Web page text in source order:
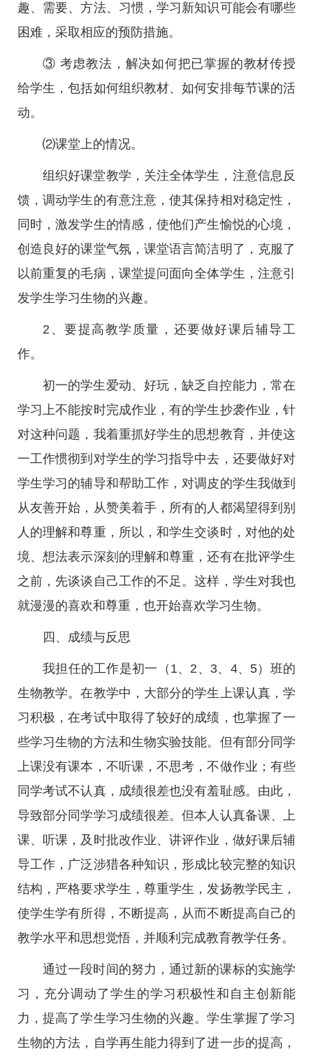
趣、需要、方法、习惯，学习新知识可能会有哪些
困难，采取相应的预防措施。
③ 考虑教法，解决如何把已掌握的教材传授
给学生，包括如何组织教材、如何安排每节课的活
动。
⑵课堂上的情况。
组织好课堂教学，关注全体学生，注意信息反
馈，调动学生的有意注意，使其保持相对稳定性，
同时，激发学生的情感，使他们产生愉悦的心境，
创造良好的课堂气氛，课堂语言简洁明了，克服了
以前重复的毛病，课堂提问面向全体学生，注意引
发学生学习生物的兴趣。
2、要提高教学质量，还要做好课后辅导工
作。
初一的学生爱动、好玩，缺乏自控能力，常在
学习上不能按时完成作业，有的学生抄袭作业，针
对这种问题，我着重抓好学生的思想教育，并使这
一工作惯彻到对学生的学习指导中去，还要做好对
学生学习的辅导和帮助工作，对调皮的学生我做到
从友善开始，从赞美着手，所有的人都渴望得到别
人的理解和尊重，所以，和学生交谈时，对他的处
境、想法表示深刻的理解和尊重，还有在批评学生
之前，先谈谈自己工作的不足。这样，学生对我也
就漫漫的喜欢和尊重，也开始喜欢学习生物。
四、成绩与反思
我担任的工作是初一（1、2、3、4、5）班的
生物教学。在教学中，大部分的学生上课认真，学
习积极，在考试中取得了较好的成绩，也掌握了一
些学习生物的方法和生物实验技能。但有部分同学
上课没有课本，不听课，不思考，不做作业；有些
同学考试不认真，成绩很差也没有羞耻感。由此，
导致部分同学学习成绩很差。但本人认真备课、上
课、听课，及时批改作业、讲评作业，做好课后辅
导工作，广泛涉猎各种知识，形成比较完整的知识
结构，严格要求学生，尊重学生，发扬教学民主，
使学生学有所得，不断提高，从而不断提高自己的
教学水平和思想觉悟，并顺利完成教育教学任务。
通过一段时间的努力，通过新的课标的实施学
习，充分调动了学生的学习积极性和自主创新能
力，提高了学生学习生物的兴趣。学生掌握了学习
生物的方法，自学再生能力得到了进一步的提高，